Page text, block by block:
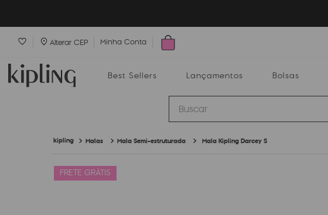
Alterar CEP Minha Conta
Best Sellers Lançamentos Bolsas
Buscar
Malas Mala Semi-estruturada Mala Kipling Darcey S
FRETE GRÁTIS